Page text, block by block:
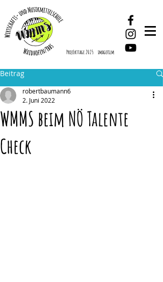
imagefilm
ProjEkttage 2025
Beitrag
WMMS beim NÖ Talente
Check
robertbaumann6
2. Juni 2022